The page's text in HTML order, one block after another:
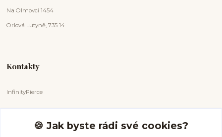
Na Olmovci 1454
Orlová Lutyně, 735 14
Kontakty
InfinityPierce
+420 731 681 038
(Po-Ne, 9-18 hod.)
🍪 Jak byste rádi své cookies?